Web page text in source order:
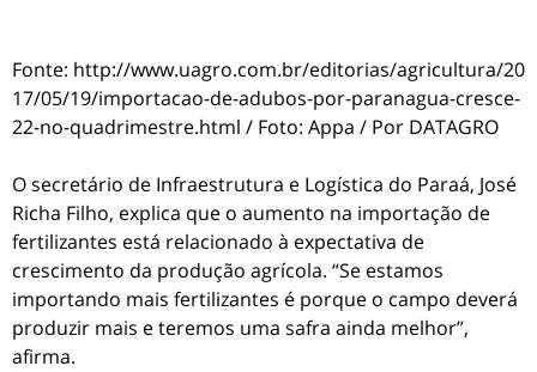
Fonte: http://www.uagro.com.br/editorias/agricultura/20
17/05/19/importacao-de-adubos-por-paranagua-cresce-
22-no-quadrimestre.html / Foto: Appa / Por DATAGRO
O secretário de Infraestrutura e Logística do Paraá, José
Richa Filho, explica que o aumento na importação de
fertilizantes está relacionado à expectativa de
crescimento da produção agrícola. “Se estamos
importando mais fertilizantes é porque o campo deverá
produzir mais e teremos uma safra ainda melhor”,
afirma.